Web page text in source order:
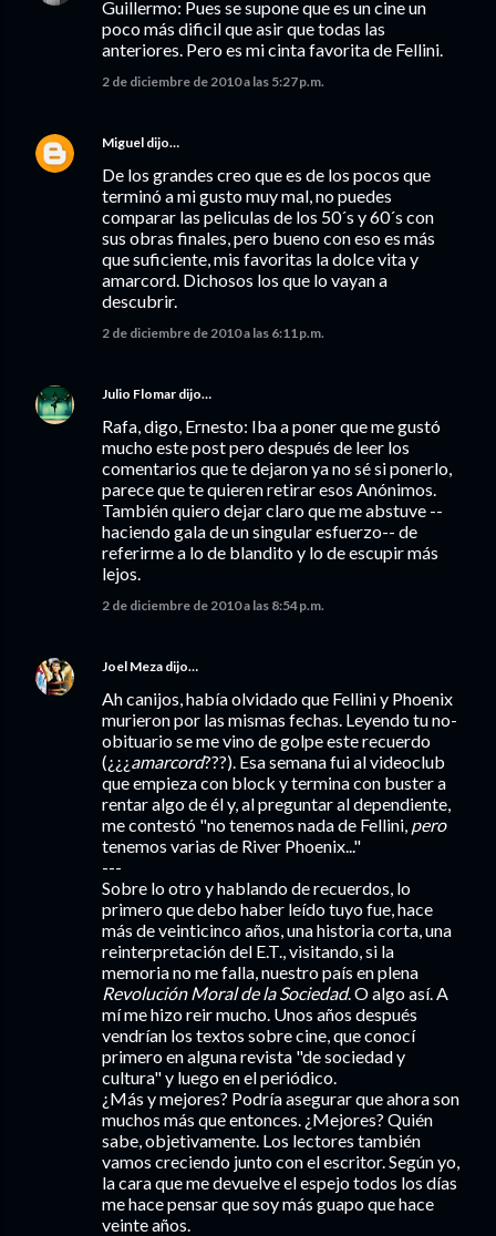
Guillermo: Pues se supone que es un cine un
poco más dificil que asir que todas las
anteriores. Pero es mi cinta favorita de Fellini.
2 de diciembre de 2010 a las 5:27 p.m.
Miguel dijo…
De los grandes creo que es de los pocos que
terminó a mi gusto muy mal, no puedes
comparar las peliculas de los 50´s y 60´s con
sus obras finales, pero bueno con eso es más
que suficiente, mis favoritas la dolce vita y
amarcord. Dichosos los que lo vayan a
descubrir.
2 de diciembre de 2010 a las 6:11 p.m.
Julio Flomar dijo…
Rafa, digo, Ernesto: Iba a poner que me gustó
mucho este post pero después de leer los
comentarios que te dejaron ya no sé si ponerlo,
parece que te quieren retirar esos Anónimos.
También quiero dejar claro que me abstuve --
haciendo gala de un singular esfuerzo-- de
referirme a lo de blandito y lo de escupir más
lejos.
2 de diciembre de 2010 a las 8:54 p.m.
Joel Meza dijo…
Ah canijos, había olvidado que Fellini y Phoenix
murieron por las mismas fechas. Leyendo tu no-
obituario se me vino de golpe este recuerdo
(¿¿¿amarcord???). Esa semana fui al videoclub
que empieza con block y termina con buster a
rentar algo de él y, al preguntar al dependiente,
me contestó "no tenemos nada de Fellini, pero
tenemos varias de River Phoenix..."
---
Sobre lo otro y hablando de recuerdos, lo
primero que debo haber leído tuyo fue, hace
más de veinticinco años, una historia corta, una
reinterpretación del E.T., visitando, si la
memoria no me falla, nuestro país en plena
Revolución Moral de la Sociedad. O algo así. A
mí me hizo reir mucho. Unos años después
vendrían los textos sobre cine, que conocí
primero en alguna revista "de sociedad y
cultura" y luego en el periódico.
¿Más y mejores? Podría asegurar que ahora son
muchos más que entonces. ¿Mejores? Quién
sabe, objetivamente. Los lectores también
vamos creciendo junto con el escritor. Según yo,
la cara que me devuelve el espejo todos los días
me hace pensar que soy más guapo que hace
veinte años.